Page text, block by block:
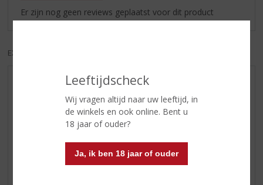
Leeftijdscheck
Wij vragen altijd naar uw leeftijd, in
de winkels en ook online. Bent u
18 jaar of ouder?
Ja, ik ben 18 jaar of ouder
Er zijn nog geen reviews geplaatst voor dit product
EXCL. BTW
AANBIEDINGEN
WIJN VAN DE MAAND
WHISKY VAN DE MAAND
BIER VAN DE MAAND